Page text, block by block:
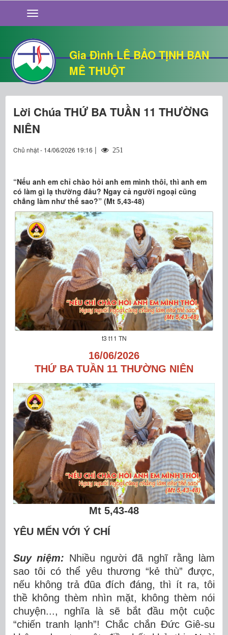
Gia Đình LÊ BẢO TỊNH BAN
MÊ THUỘT
GIỚI THIỆU
TIN TỨC
SỐNG ĐẠO
CHUYỆN NHÀ
QUÁN VĂN
THƯ GIÃN
Lời Chúa THỨ BA TUẦN 11 THƯỜNG
NIÊN
Chủ nhật - 14/06/2026 19:16 | 251
“Nếu anh em chỉ chào hỏi anh em mình thôi, thì anh em
có làm gì lạ thường đâu? Ngay cả người ngoại cũng
chẳng làm như thế sao?” (Mt 5,43-48)
t3 t11 TN
16/06/2026
THỨ BA TUẦN 11 THƯỜNG NIÊN
Mt 5,43-48
YÊU MẾN VỚI Ý CHÍ
Suy niệm: Nhiều người đã nghĩ rằng làm
sao tôi có thể yêu thương “kẻ thù” được,
nếu không trả đũa đích đáng, thì ít ra, tôi
thề không thèm nhìn mặt, không thèm nói
chuyện..., nghĩa là sẽ bắt đầu một cuộc
“chiến tranh lạnh”! Chắc chắn Đức Giê-su